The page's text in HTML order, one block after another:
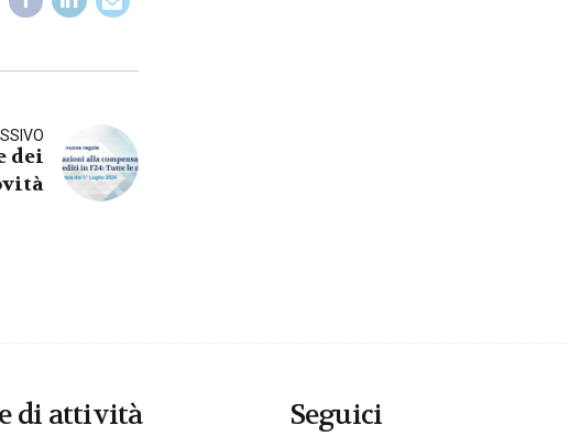
dei
di attività Seguici